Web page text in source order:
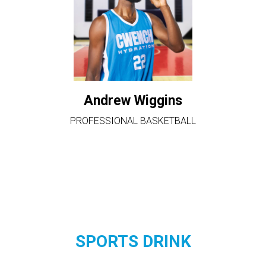
Andrew Wiggins
PROFESSIONAL BASKETBALL
SPORTS DRINK